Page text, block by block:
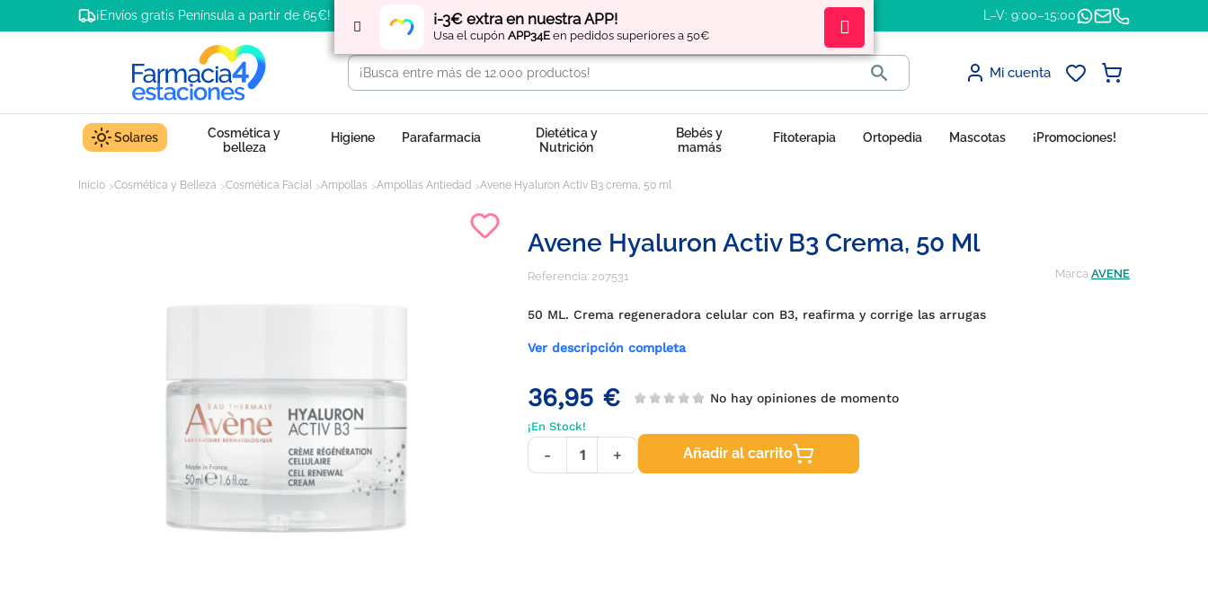
¡-3€ extra en nuestra APP!
Usa el cupón APP34E en pedidos superiores a 50€
¡Envíos gratis Península a partir de 65€! Regístratey obtén L–V: 9:00–15:00
 Mi cuenta
Solares
Cosmética y
belleza
Higiene Parafarmacia
Dietética y
Nutrición
Bebés y
mamás
Fitoterapia Ortopedia Mascotas ¡Promociones!
Inicio Cosmética y Belleza Cosmética Facial Ampollas Ampollas Antiedad Avene Hyaluron Activ B3 crema, 50 ml
Avene Hyaluron Activ B3 Crema, 50 Ml
Referencia: 207531 Marca AVENE
50 ML. Crema regeneradora celular con B3, reafirma y corrige las arrugas
Ver descripción completa
36,95 € No hay opiniones de momento
¡En Stock!
- + Añadir al carrito